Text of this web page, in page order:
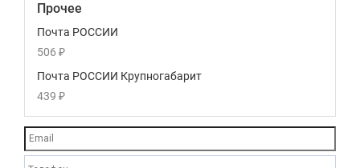
Прочее
Почта РОССИИ
506 ₽
Почта РОССИИ Крупногабарит
439 ₽